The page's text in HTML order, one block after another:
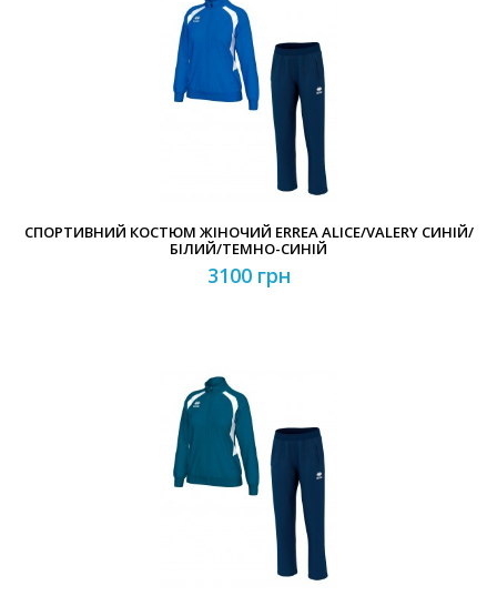
СПОРТИВНИЙ КОСТЮМ ЖІНОЧИЙ ERREA ALICE/VALERY СИНІЙ/
БІЛИЙ/ТЕМНО-СИНІЙ
3100 грн